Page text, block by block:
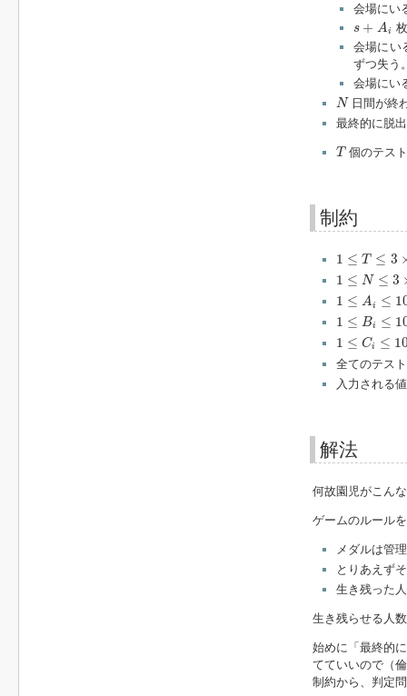
会場にい
s + A i
+
会場にい
ずつ失う
会場にい
N
N日間が終
最終的に脱
T
T個のテス
制約
1 ≤ T ≤ 3
1 T ≤3 105
1 ≤ N ≤ 3
1 N ≤3 105
1 ≤ Ai ≤
1 A ≤10 6
1 ≤ Bi ≤
1 B ≤10 6
1 ≤ Ci ≤
≤10
全てのテス
入力される
解法
何故園児がこん
ゲームのルール
メダルは管
とりあえず
生き残った
生き残らせる人
始めに「最終的
てていいので（
制約から、判定